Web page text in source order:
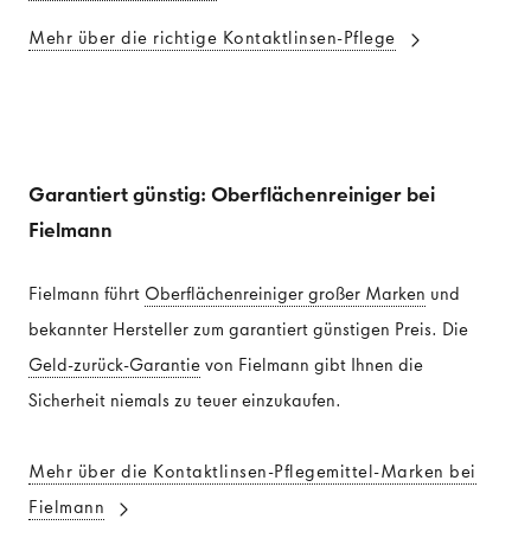
Mehr über die richtige Kontaktlinsen-Pflege
Garantiert günstig: Oberflächenreiniger bei
Fielmann
Fielmann führt Oberflächenreiniger großer Marken und
bekannter Hersteller zum garantiert günstigen Preis. Die
Geld-zurück-Garantie von Fielmann gibt Ihnen die
Sicherheit niemals zu teuer einzukaufen.
Mehr über die Kontaktlinsen-Pflegemittel-Marken bei
Fielmann